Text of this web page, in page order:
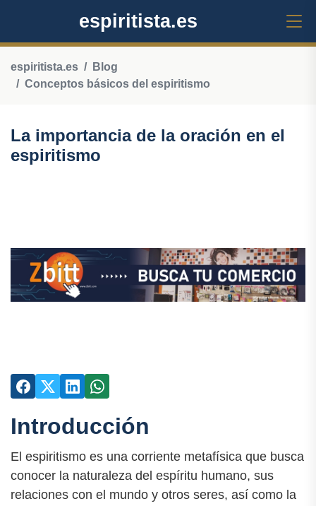
espiritista.es
espiritista.es
Blog
Conceptos básicos del espiritismo
La importancia de la oración en el
espiritismo
Introducción
El espiritismo es una corriente metafísica que busca
conocer la naturaleza del espíritu humano, sus
relaciones con el mundo y otros seres, así como la